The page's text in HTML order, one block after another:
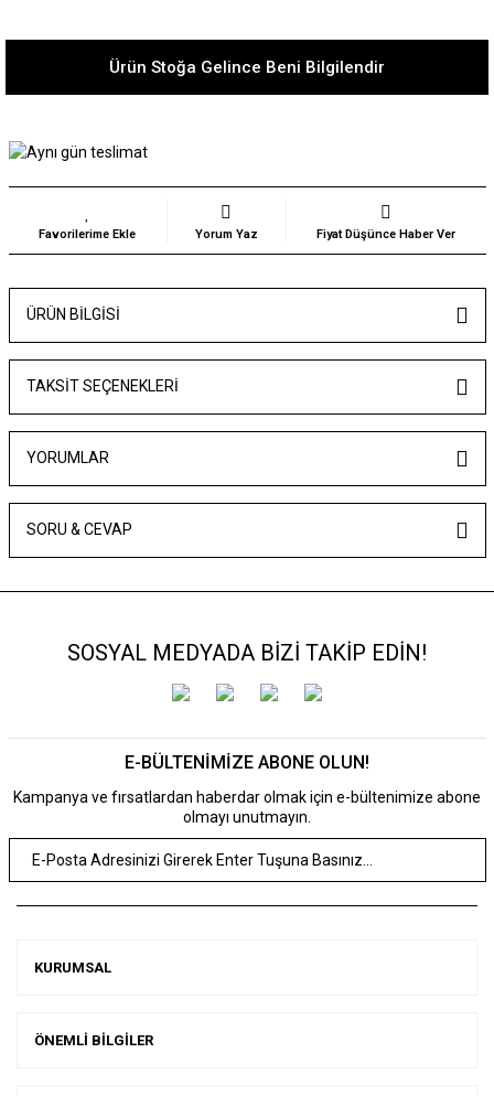
Ürün Stoğa Gelince Beni Bilgilendir
Yorum Yaz Fiyat Düşünce Haber Ver
ÜRÜN BILGISI
TAKSIT SEÇENEKLERI
YORUMLAR
SORU & CEVAP
SOSYAL MEDYADA BİZİ TAKİP EDİN!
E-BÜLTENİMİZE ABONE OLUN!
Kampanya ve fırsatlardan haberdar olmak için e-bültenimize abone
olmayı unutmayın.
KURUMSAL
ÖNEMLİ BİLGİLER